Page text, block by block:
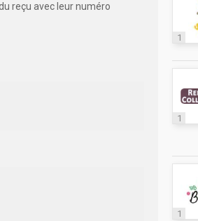
reçu avec leur numéro
1
1
1